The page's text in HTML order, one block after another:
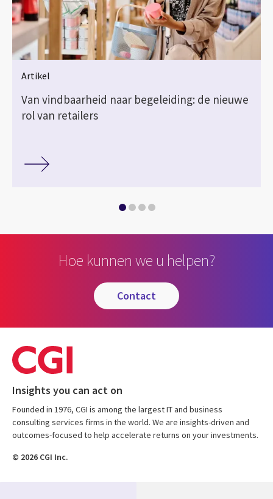
Artikel
Van vindbaarheid naar begeleiding: de nieuwe
rol van retailers
Hoe kunnen we u helpen?
contact
Insights you can act on
Founded in 1976, CGI is among the largest IT and business
consulting services firms in the world. We are insights-driven and
outcomes-focused to help accelerate returns on your investments.
© 2026 CGI Inc.